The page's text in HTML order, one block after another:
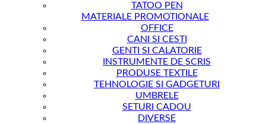
TATOO PEN
MATERIALE PROMOTIONALE
OFFICE
CANI SI CESTI
GENTI SI CALATORIE
INSTRUMENTE DE SCRIS
PRODUSE TEXTILE
TEHNOLOGIE SI GADGETURI
UMBRELE
SETURI CADOU
DIVERSE